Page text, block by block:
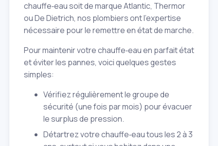
chauffe‑eau soit de marque Atlantic, Thermor
ou De Dietrich, nos plombiers ont l'expertise
nécessaire pour le remettre en état de marche.
Pour maintenir votre chauffe‑eau en parfait état
et éviter les pannes, voici quelques gestes
simples:
Vérifiez régulièrement le groupe de
sécurité (une fois par mois) pour évacuer
le surplus de pression.
Détartrez votre chauffe‑eau tous les 2 à 3